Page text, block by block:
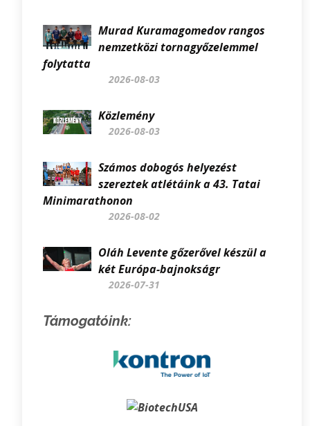
Murad Kuramagomedov rangos
nemzetközi tornagyőzelemmel
folytatta
2026-08-03
Közlemény
2026-08-03
Számos dobogós helyezést
szereztek atlétáink a 43. Tatai
Minimarathonon
2026-08-02
Oláh Levente gőzerővel készül a
két Európa-bajnokságr
2026-07-31
Támogatóink: